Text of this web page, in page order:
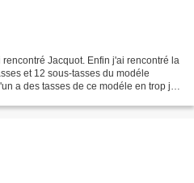
Jacquot. Enfin j'ai rencontré la
et 12 sous-tasses du modéle
a des tasses de ce modéle en trop je